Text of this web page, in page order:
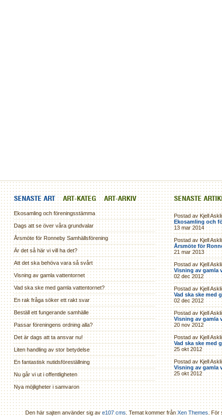
SENASTE ART ART-KATEG ART-ARKIV
Ekosamling och föreningsstämma
Dags att se över våra grundvalar
Årsmöte för Ronneby Samhällsförening
Är det så här vi vill ha det?
Att det ska behöva vara så svårt
Visning av gamla vattentornet
Vad ska ske med gamla vattentornet?
En rak fråga söker ett rakt svar
Beställ ett fungerande samhälle
Passar föreningens ordning alla?
Det är dags att ta ansvar nu!
Liten handling av stor betydelse
En fantastisk nutidsföreställning
Nu går vi ut i offentligheten
Nya möjligheter i samvaron
SENASTE
Postad av Kjell
Ekosamling och
13 mar 2014
Postad av Kjell
Årsmöte för
21 mar 2013
Postad av Kjell
Visning av gamla
02 dec 2012
Postad av Kjell
Vad ska ske med
02 dec 2012
Postad av Kjell
Visning av gamla
20 nov 2012
Postad av Kjell
Vad ska ske med
25 okt 2012
Postad av Kjell
Visning av gamla
25 okt 2012
Den här sajten använder sig av e107 cms. Temat kommer frånXen Themes . För